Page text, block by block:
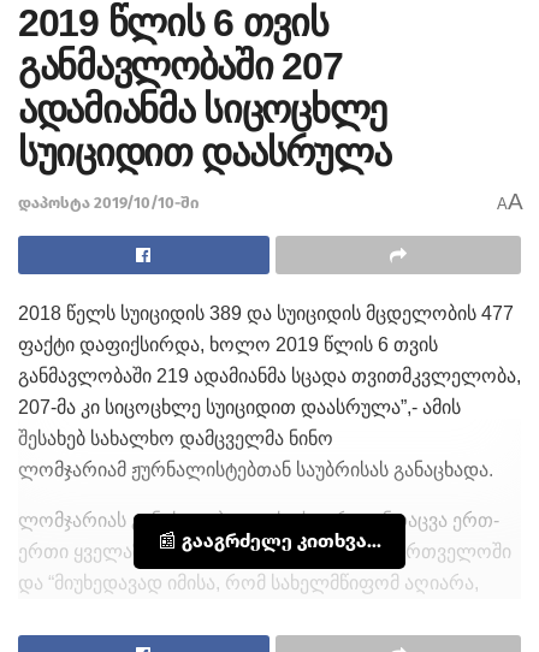
2019 წლის 6 თვის
განმავლობაში 207
ადამიანმა სიცოცხლე
სუიციდით დაასრულა
დაპოსტა 2019/10/10-ში AA
2018 წელს სუიციდის 389 და სუიციდის მცდელობის 477
ფაქტი დაფიქსირდა, ხოლო 2019 წლის 6 თვის
განმავლობაში 219 ადამიანმა სცადა თვითმკვლელობა,
207-მა კი სიცოცხლე სუიციდით დაასრულა”,- ამის
შესახებ სახალხო დამცველმა ნინო
ლომჯარიამ ჟურნალისტებთან საუბრისას განაცხადა.
ლომჯარიას განცხადებით, ფსიქიკური ჯანდაცვა ერთ-
ერთი ყველაზე პრობლემური სფეროა საქართველოში
და “მიუხედავად იმისა, რომ სახელმწიფომ აღიარა,
პროგრამა, ჩვენს ქვეყანას ასეთი პროგრამა არ აქვს”.
📰 გააგრძელე კითხვა...